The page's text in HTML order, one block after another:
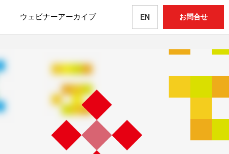
ウェビナーアーカイブ EN お問合せ